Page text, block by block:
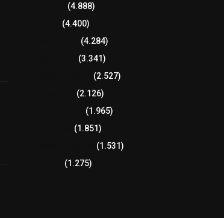
(4.888)
(4.400)
(4.284)
(3.341)
(2.527)
(2.126)
(1.965)
(1.851)
(1.531)
(1.275)